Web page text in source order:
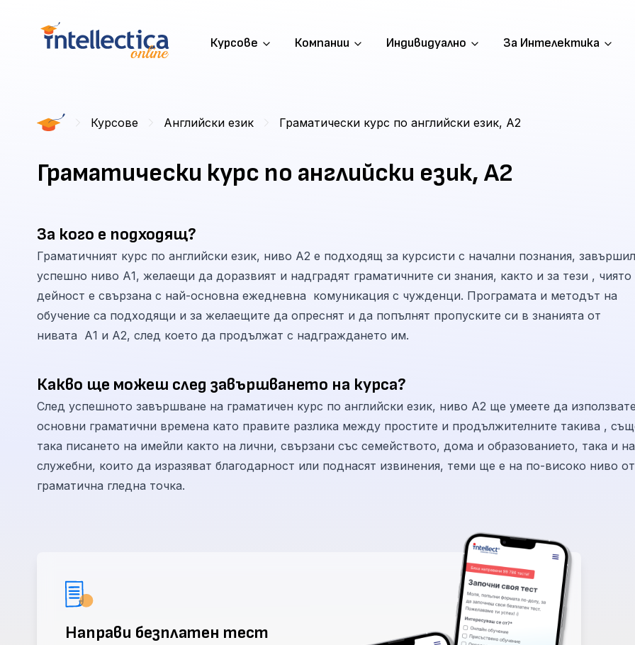
Курсове Компании Индивидуално За Интелектика
Курсове Английски език Граматически курс по английски език, А2
Граматически курс по английски език, А2
За кого е подходящ?
Граматичният курс по английски език, ниво А2 е подходящ за курсисти с начални познания,
успешно ниво А1, желаещи да доразвият и надградят граматичните си знания, както и за тези , чиято
дейност е свързана с най-основна ежедневна комуникация с чужденци. Програмата и методът на
обучение са подходящи и за желаещите да опреснят и да попълнят пропуските си в знанията от
нивата А1 и А2, след което да продължат с надграждането им.
Какво ще можеш след завършването на курса?
След успешното завършване на граматичен курс по английски език, ниво А2 ще умеете да
основни граматични времена като правите разлика между простите и продължителните такива ,
така писането на имейли както на лични, свързани със семейството, дома и образованието, така и на
служебни, които да изразяват благодарност или поднасят извинения, теми ще е на по-високо ниво от
граматична гледна точка.
Направи безплатен тест